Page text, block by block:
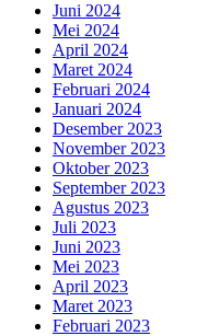
Juni 2024
Mei 2024
April 2024
Maret 2024
Februari 2024
Januari 2024
Desember 2023
November 2023
Oktober 2023
September 2023
Agustus 2023
Juli 2023
Juni 2023
Mei 2023
April 2023
Maret 2023
Februari 2023